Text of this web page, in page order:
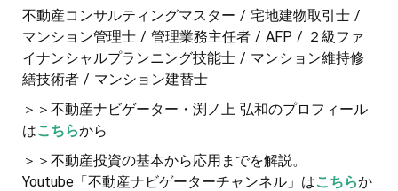
不動産コンサルティングマスター / 宅地建物取引士 /
マンション管理士 / 管理業務主任者 / AFP / ２級ファ
イナンシャルプランニング技能士 / マンション維持修
繕技術者 / マンション建替士
＞＞不動産ナビゲーター・渕ノ上 弘和のプロフィール
はこちらから
＞＞不動産投資の基本から応用までを解説。
Youtube「不動産ナビゲーターチャンネル」はこちらか